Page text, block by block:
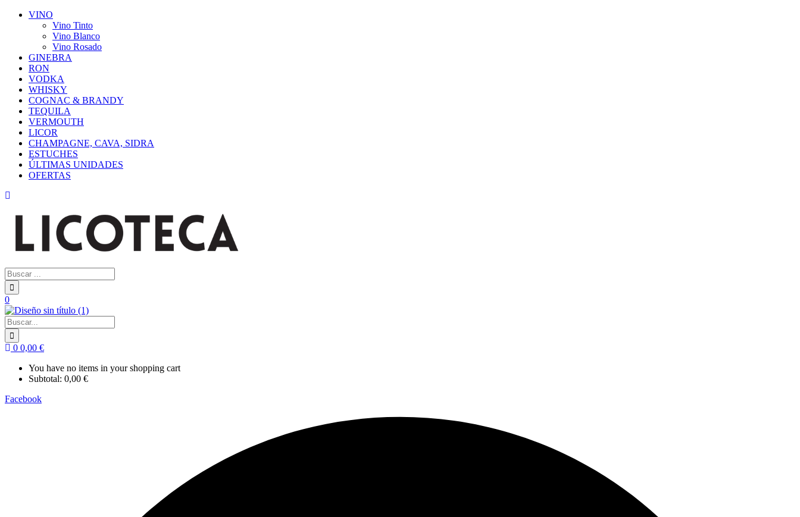
VINO
Vino Tinto
Vino Blanco
Vino Rosado
GINEBRA
RON
VODKA
WHISKY
COGNAC & BRANDY
TEQUILA
VERMOUTH
LICOR
CHAMPAGNE, CAVA, SIDRA
ESTUCHES
ÚLTIMAS UNIDADES
OFERTAS
0
0 0,00 €
You have no items in your shopping cart
Subtotal: 0,00 €
Facebook